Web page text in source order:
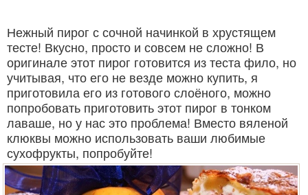
Нежный пирог с сочной начинкой в хрустящем
тесте! Вкусно, просто и совсем не сложно! В
оригинале этот пирог готовится из теста фило, но
учитывая, что его не везде можно купить, я
приготовила его из готового слоёного, можно
попробовать приготовить этот пирог в тонком
лаваше, но у нас это проблема! Вместо вяленой
клюквы можно использовать ваши любимые
сухофрукты, попробуйте!